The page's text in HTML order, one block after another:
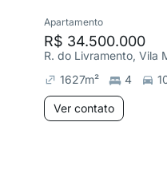
Apartamento
R$ 34.500.000
R. do Livramento, Vila
1627m² 4
Ver contato